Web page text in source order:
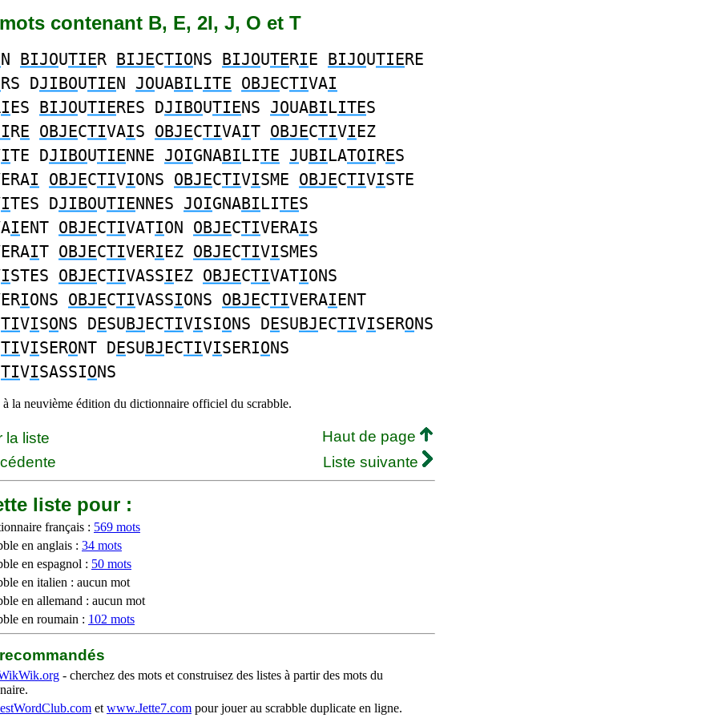
contenant B, E, 2I, J, O et T
N BIJOUTIER BIJECTIONS BIJOUTERIE BIJOUTIERE
RS DJIBOUTIEN JOUABILITE OBJECTIVAI
IES BIJOUTIERES DJIBOUTIENS JOUABILITES
RE OBJECTIVAIS OBJECTIVAIT OBJECTIVIEZ
ITE DJIBOUTIENNE JOIGNABILITE JUBILATOIRES
I OBJECTIVIONS OBJECTIVISME OBJECTIVISTE
ITES DJIBOUTIENNES JOIGNABILITES
IENT OBJECTIVATION OBJECTIVERAIS
IT OBJECTIVERIEZ OBJECTIVISMES
ISTES OBJECTIVASSIEZ OBJECTIVATIONS
IONS OBJECTIVASSIONS OBJECTIVERAIENT
TIVISONS DESUBJECTIVISIONS DESUBJECTIVISERONS
TIVISERONT DESUBJECTIVISERIONS
TIVISASSIONS
la neuvième édition du dictionnaire officiel du scrabble.
la liste
Haut de page
Liste suivante
liste pour :
français : 569 mots
en anglais : 34 mots
en espagnol : 50 mots
en italien : aucun mot
en allemand : aucun mot
en roumain : 102 mots
- cherchez des mots et construisez des listes à partir des mots du
et www.Jette7.com pour jouer au scrabble duplicate en ligne.